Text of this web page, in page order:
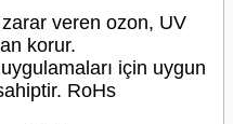
veren ozon, UV
korur.
için uygun
RoHs